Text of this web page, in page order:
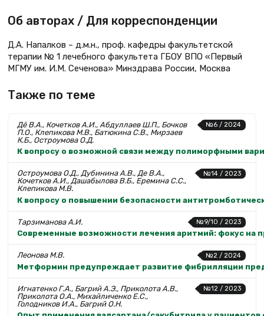
Об авторах / Для корреспонденции
Д.А. Напалков – д.м.н., проф. кафедры факультетской
терапии № 1 лечебного факультета ГБОУ ВПО «Первый
МГМУ им. И.М. Сеченова» Минздрава России, Москва
Также по теме
№6 / 2024
Дё В.А., Кочетков А.И., Абдуллаев Ш.П., Бочков
П.О., Клепикова М.В., Батюкина С.В., Мирзаев
К.Б., Остроумова О.Д.
К вопросу о возможной связи между полиморфными
№14 / 2023
Остроумова О.Д., Дубинина А.В., Де В.А.,
Кочетков А.И., Дашабылова В.Б., Еремина С.С.,
Клепикова М.В.
К вопросу о повышении безопасности
№9/10 / 2023
Тарзиманова А.И.
Современные возможности лечения аритмий: фокус на
№2 / 2024
Леонова М.В.
Метформин предупреждает развитие фибрилляции
№12 / 2023
Игнатенко Г.А., Багрий А.Э., Приколота А.В.,
Приколота О.А., Михайличенко Е.С.,
Голодников И.А., Багрий О.Н.